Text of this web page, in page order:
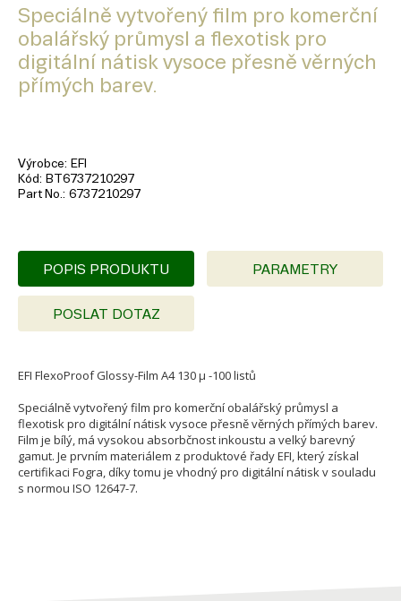
Speciálně vytvořený film pro komerční
obalářský průmysl a flexotisk pro
digitální nátisk vysoce přesně věrných
přímých barev.
Výrobce
EFI
Kód
BT6737210297
Part No. 6737210297
POPIS PRODUKTU PARAMETRY
POSLAT DOTAZ
EFI FlexoProof Glossy-Film A4 130 µ -100 listů
Speciálně vytvořený film pro komerční obalářský průmysl a
flexotisk pro digitální nátisk vysoce přesně věrných přímých barev.
Film je bílý, má vysokou absorbčnost inkoustu a velký barevný
gamut. Je prvním materiálem z produktové řady EFI, který získal
certifikaci Fogra, díky tomu je vhodný pro digitální nátisk v souladu
s normou ISO 12647-7.